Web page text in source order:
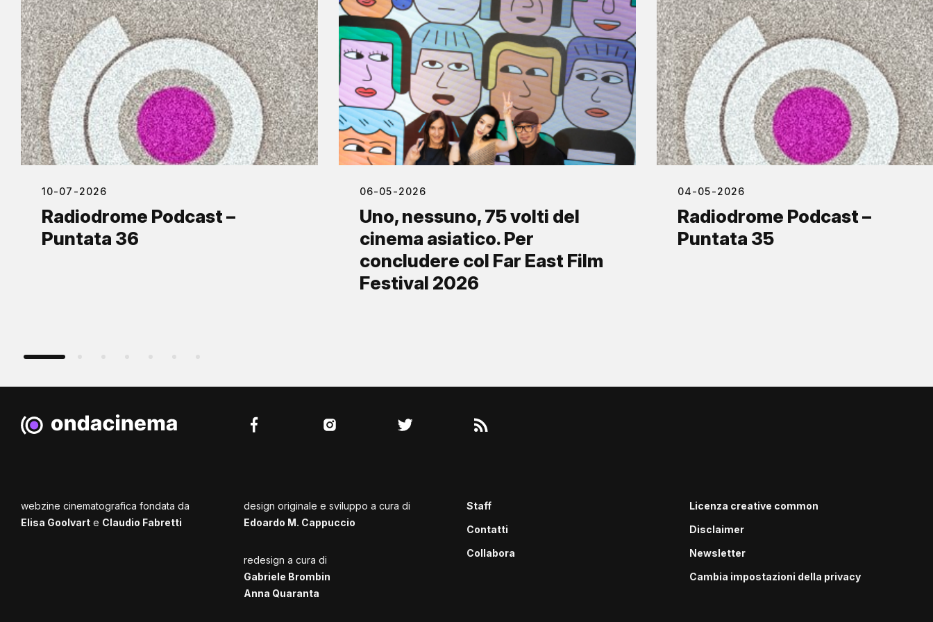
10-07-2026
Radiodrome Podcast –
Puntata 36
06-05-2026
Uno, nessuno, 75 volti del
cinema asiatico. Per
concludere col Far East Film
Festival 2026
04-05-2026
Radiodrome Podcast –
Puntata 35
webzine cinematografica fondata da
Elisa Goolvart e Claudio Fabretti
design originale e sviluppo a cura di
Edoardo M. Cappuccio
redesign a cura di
Gabriele Brombin
Anna Quaranta
Staff
Contatti
Collabora
Licenza creative common
Disclaimer
Newsletter
Cambia impostazioni della privacy